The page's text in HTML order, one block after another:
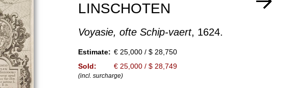
LINSCHOTEN
Voyasie, ofte Schip-vaert, 1624.
Estimate: € 25,000 / $ 28,750
Sold:
€ 25,000 / $ 28,749
(incl. surcharge)